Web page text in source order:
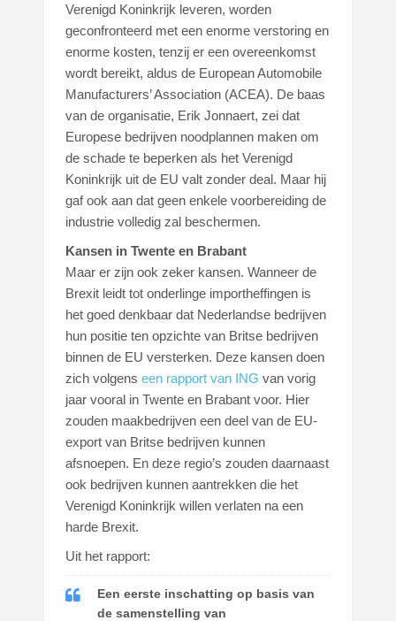
Verenigd Koninkrijk leveren, worden
geconfronteerd met een enorme verstoring en
enorme kosten, tenzij er een overeenkomst
wordt bereikt, aldus de European Automobile
Manufacturers’ Association (ACEA). De baas
van de organisatie, Erik Jonnaert, zei dat
Europese bedrijven noodplannen maken om
de schade te beperken als het Verenigd
Koninkrijk uit de EU valt zonder deal. Maar hij
gaf ook aan dat geen enkele voorbereiding de
industrie volledig zal beschermen.
Kansen in Twente en Brabant
Maar er zijn ook zeker kansen. Wanneer de
Brexit leidt tot onderlinge importheffingen is
het goed denkbaar dat Nederlandse bedrijven
hun positie ten opzichte van Britse bedrijven
binnen de EU versterken. Deze kansen doen
zich volgenseen rapport van ING van vorig
jaar vooral in Twente en Brabant voor. Hier
zouden maakbedrijven een deel van de EU-
export van Britse bedrijven kunnen
afsnoepen. En deze regio’s zouden daarnaast
ook bedrijven kunnen aantrekken die het
Verenigd Koninkrijk willen verlaten na een
harde Brexit.
Uit het rapport:
Een eerste inschatting op basis van
de samenstelling van